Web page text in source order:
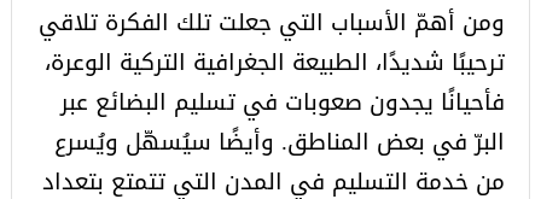
ومن أهمّ الأسباب التي جعلت تلك الفكرة تلاقي
ترحيبًا شديدًا، الطبيعة الجغرافية التركية الوعرة،
فأحيانًا يجدون صعوبات في تسليم البضائع عبر
البرّ في بعض المناطق. وأيضًا سيُسهّل ويُسرع
من خدمة التسليم في المدن التي تتمتع بتعداد